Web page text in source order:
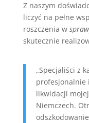
Z naszym
liczyć na pełne
roszczenia w
skutecznie
„Specjaliści z
profesjonalnie
likwidacji
Niemczech.